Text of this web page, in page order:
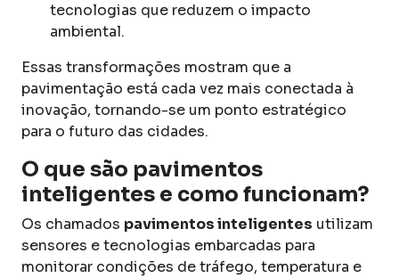
tecnologias que reduzem o impacto
ambiental.
Essas transformações mostram que a
pavimentação está cada vez mais conectada à
inovação, tornando-se um ponto estratégico
para o futuro das cidades.
O que são pavimentos
inteligentes e como funcionam?
Os chamados pavimentos inteligentes utilizam
sensores e tecnologias embarcadas para
monitorar condições de tráfego, temperatura e